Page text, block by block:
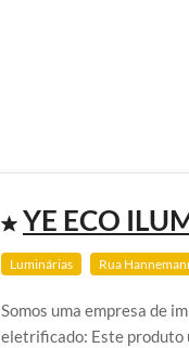
YE ECO
Luminárias Rua
Somos uma empresa de
eletrificado: Este produto